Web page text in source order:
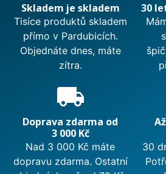
Skladem je skladem
Tisíce produktů skladem
přímo v Pardubicích.
Objednáte dnes, máte
zítra.
30
local_shipping
Doprava zdarma od
3 000 Kč
Nad 3 000 Kč máte
dopravu zdarma. Ostatní
30